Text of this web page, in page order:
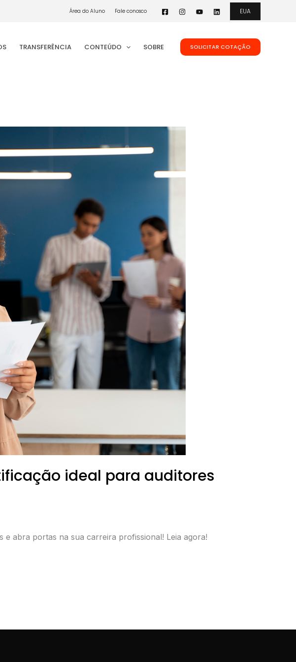
Área do Aluno Fale conosco EUA
TRANSFERÊNCIA CONTEÚDO SOBRE SOLICITAR COTAÇÃO
ideal para auditores
e abra portas na sua carreira profissional! Leia agora!